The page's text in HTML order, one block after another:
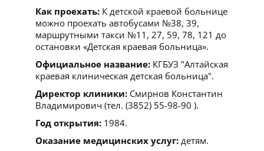
Как проехать: К детской краевой больнице
можно проехать автобусами №38, 39,
маршрутными такси №11, 27, 59, 78, 121 до
остановки «Детская краевая больница».
Официальное название: КГБУЗ "Алтайская
краевая клиническая детская больница".
Директор клиники: Смирнов Константин
Владимирович (тел. (3852) 55-98-90 ).
Год открытия: 1984.
Оказание медицинских услуг: детям.